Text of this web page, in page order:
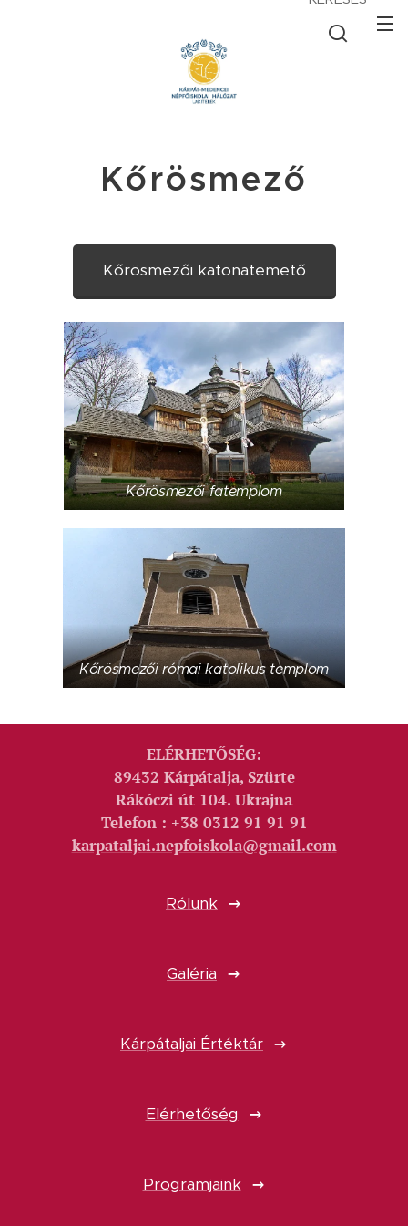
Kőrösmező
Kőrösmezői katonatemető
Kőrösmezői fatemplom
Kőrösmezői római katolikus templom
ELÉRHETŐSÉG:
89432 Kárpátalja, Szürte
Rákóczi út 104. Ukrajna
Telefon : +38 0312 91 91 91
karpataljai.nepfoiskola@gmail.com
Rólunk
Galéria
Kárpátaljai Értéktár
Elérhetőség
Programjaink